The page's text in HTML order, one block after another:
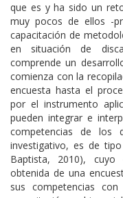
que es y ha sido un
muy pocos de ellos -
capacitación de
en situación de
comprende un
comienza con la
encuesta hasta el
por el instrumento
pueden integrar e
competencias de los
investigativo, es de
Baptista, 2010),
obtenida de una
sus competencias